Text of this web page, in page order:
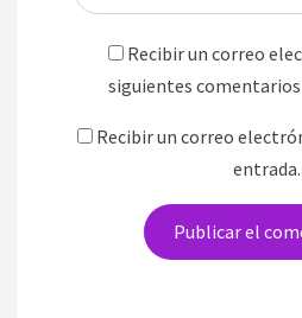
Recibir un correo
siguientes
Recibir un correo
entrada.